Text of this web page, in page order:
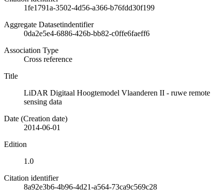
1fe1791a-3502-4d56-a366-b76fdd30f199
Aggregate Datasetindentifier
0da2e5e4-6886-426b-bb82-c0ffe6faeff6
Association Type
Cross reference
Title
LiDAR Digitaal Hoogtemodel Vlaanderen II - ruwe remote
sensing data
Date (Creation date)
2014-06-01
Edition
1.0
Citation identifier
8a92e3b6-4b96-4d21-a564-73ca9c569c28